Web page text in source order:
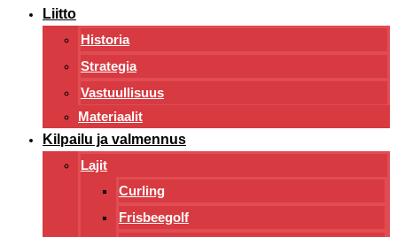
Liitto
Historia
Strategia
Vastuullisuus
Materiaalit
Kilpailu ja valmennus
Lajit
Curling
Frisbeegolf